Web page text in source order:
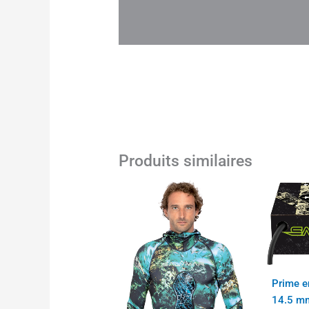
Produits similaires
plusieurs
variations.
Les
options
peuvent
Prime
14.5